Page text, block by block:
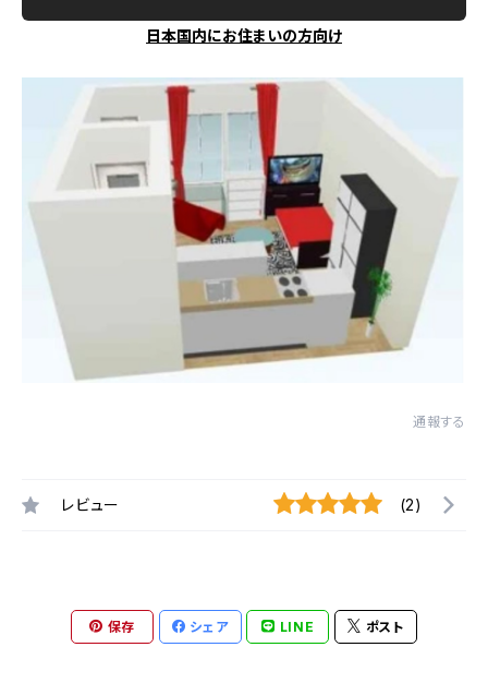
日本国内にお住まいの方向け
通報する
レビュー (2)
保存 シェア LINE ポスト